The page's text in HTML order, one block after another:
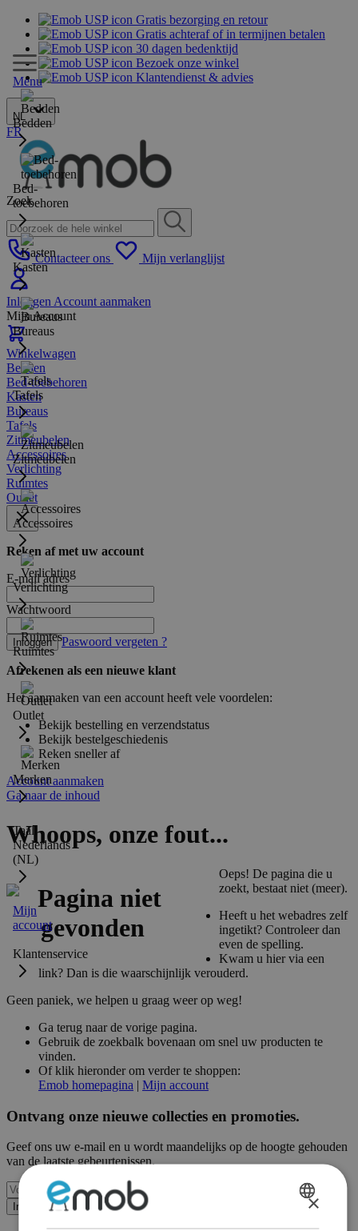
Gratis bezorging en retour
Gratis achteraf of in termijnen betalen
30 dagen bedenktijd
Bezoek onze winkel
Klantendienst & advies
NL
FR
Zoek
Contacteer ons Mijn verlanglijst
Inloggen Account aanmaken
Mijn Account
Winkelwagen
Menu
Bedden
Bed-
toebehoren
Kasten
Bureaus
Tafels
Zitmeubelen
Accessoires
Verlichting
Ruimtes
Outlet
Merken
Taal:
Nederlands
(NL)
Mijn
account
Klantenservice
Bedden
Bed-toebehoren
Kasten
Bureaus
Tafels
Zitmeubelen
Accessoires
Verlichting
Ruimtes
Outlet
Reken af met uw account
E-mail adres
Wachtwoord
Inloggen Paswoord vergeten ?
Afrekenen als een nieuwe klant
Het aanmaken van een account heeft vele voordelen:
Bekijk bestelling en verzendstatus
Bekijk bestelgeschiedenis
Reken sneller af
Account aanmaken
Ga naar de inhoud
Whoops, onze fout...
Oeps! De pagina die u
zoekt, bestaat niet (meer).
Heeft u het webadres zelf
ingetikt? Controleer dan
even de spelling.
Kwam u hier via een
link? Dan is die waarschijnlijk verouderd.
Geen paniek, we helpen u graag weer op weg!
Ga terug naar de vorige pagina.
Gebruik de zoekbalk bovenaan om snel uw producten te
vinden.
Of klik hieronder om verder te shoppen:
Emob homepagina | Mijn account
Ontvang onze nieuwe collecties en promoties.
Geef ons uw e-mail en u wordt maandelijks op de hoogte gehouden
van de laatste gebeurtenissen.
Inschrijven ×